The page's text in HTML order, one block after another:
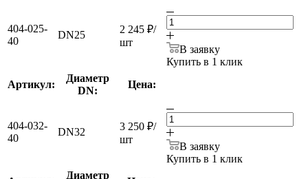
404-025-
40
DN25 2 245 ₽/
шт
В заявку
Купить в 1 клик
Артикул:
Диаметр
DN:
Цена:
404-032-
40
DN32 3 250 ₽/
шт
В заявку
Купить в 1 клик
Диаметр